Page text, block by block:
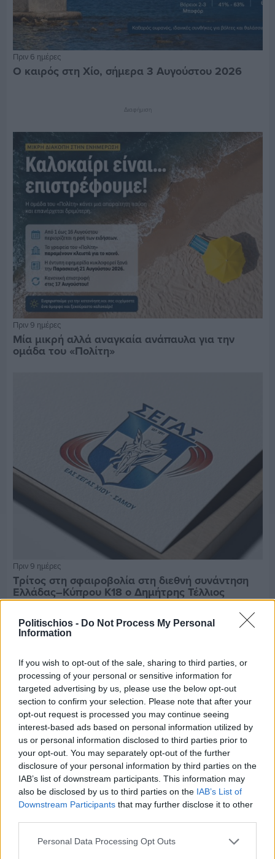
Politischios - Do Not Process My Personal
Information
If you wish to opt-out of the sale, sharing to third parties, or
processing of your personal or sensitive information for
targeted advertising by us, please use the below opt-out
section to confirm your selection. Please note that after your
opt-out request is processed you may continue seeing
interest-based ads based on personal information utilized by
us or personal information disclosed to third parties prior to
your opt-out. You may separately opt-out of the further
disclosure of your personal information by third parties on the
IAB’s list of downstream participants. This information may
also be disclosed by us to third parties on the IAB’s List of
Downstream Participants that may further disclose it to other
Personal Data Processing Opt Outs
Πριν 6 ημέρες
Ο καιρός στη Χίο, σήμερα 3 Αυγούστου 2026
Διαφήμιση
Πριν 9 ημέρες
Μία μικρή αλλά αναγκαία ανάπαυλα για την
ομάδα του «Πολίτη»
Πριν 9 ημέρες
Τρίτος στη σφαιροβολία στη διεθνή συνάντηση
Ελλάδας–Κύπρου Κ18 ο Δημήτρης Τέλλιος
Πριν 9 ημέρες
Εργασίες ασφαλτόστρωσης σε τρεις οδούς του